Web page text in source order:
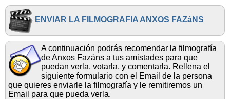
ENVIAR LA FILMOGRAFIA ANXOS FAZáNS
A continuación podrás recomendar la filmografía
de Anxos Fazáns a tus amistades para que
puedan verla, votarla, y comentarla. Rellena el
siguiente formulario con el Email de la persona
que quieres enviarle la filmografía y le remitiremos un
Email para que pueda verla.